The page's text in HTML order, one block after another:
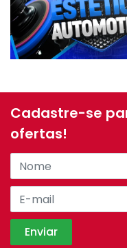
Cadastre-se
ofertas!